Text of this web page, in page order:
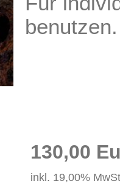
benutzen.
130,00
inkl. 19,00%